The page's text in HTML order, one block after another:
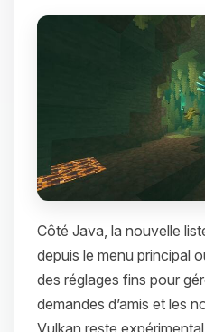
Côté Java, la nouvelle
depuis le menu principal
des réglages fins pour
demandes d’amis et les